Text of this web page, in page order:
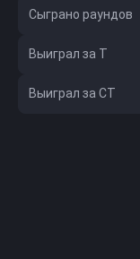
Сыграно раундов
Выиграл за Т
Выиграл за CT